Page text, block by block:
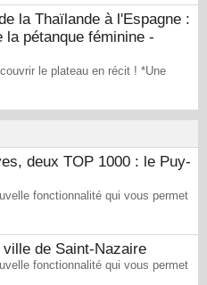
la Thaïlande à l'Espagne :
la pétanque féminine -
le plateau en récit ! *Une
deux TOP 1000 : le Puy-
fonctionnalité qui vous permet
de Saint-Nazaire
fonctionnalité qui vous permet